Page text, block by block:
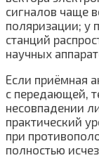
сигналов чаще
поляризации; у
станций
научных
Если приёмная
с передающей,
несовпадении
практический
при
полностью